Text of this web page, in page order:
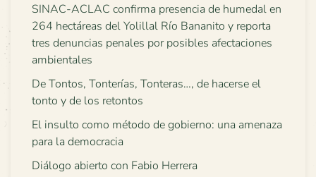
SINAC-ACLAC confirma presencia de humedal en
264 hectáreas del Yolillal Río Bananito y reporta
tres denuncias penales por posibles afectaciones
ambientales
De Tontos, Tonterías, Tonteras…, de hacerse el
tonto y de los retontos
El insulto como método de gobierno: una amenaza
para la democracia
Diálogo abierto con Fabio Herrera